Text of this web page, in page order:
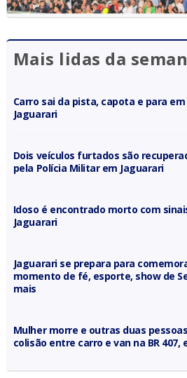
Mais lidas da
Carro sai da pista, capota e para
Jaguarari
Dois veículos furtados são
pela Polícia Militar em Jaguarari
Idoso é encontrado morto com
Jaguarari
Jaguarari se prepara para
momento de fé, esporte, show de
mais
Mulher morre e outras duas
colisão entre carro e van na BR 407,